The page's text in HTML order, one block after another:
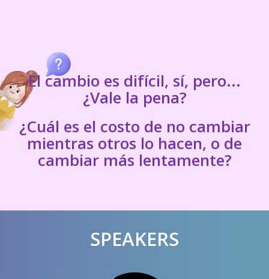
El cambio es difícil, sí, pero...
¿Vale la pena?
¿Cuál es el costo de no cambiar
mientras otros lo hacen, o de
cambiar más lentamente?
SPEAKERS